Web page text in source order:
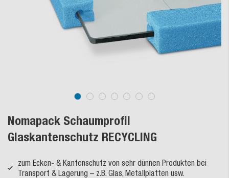
Nomapack Schaumprofil
Glaskantenschutz RECYCLING
zum Ecken- & Kantenschutz von sehr dünnen Produkten bei
Transport & Lagerung – z.B. Glas, Metallplatten usw.